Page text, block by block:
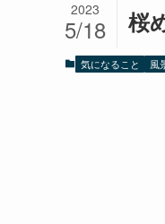
桜
2023
5/18
気になること 風